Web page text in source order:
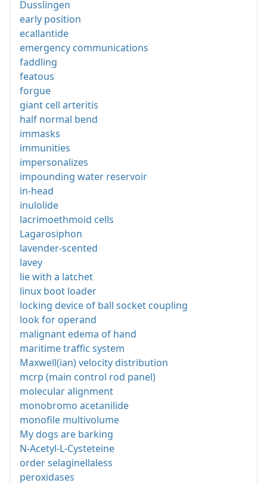
Dusslingen
early position
ecallantide
emergency communications
faddling
featous
forgue
giant cell arteritis
half normal bend
immasks
immunities
impersonalizes
impounding water reservoir
in-head
inulolide
lacrimoethmoid cells
Lagarosiphon
lavender-scented
lavey
lie with a latchet
linux boot loader
locking device of ball socket coupling
look for operand
malignant edema of hand
maritime traffic system
Maxwell(ian) velocity distribution
mcrp (main control rod panel)
molecular alignment
monobromo acetanilide
monofile multivolume
My dogs are barking
N-Acetyl-L-Cysteteine
order selaginellaless
peroxidases